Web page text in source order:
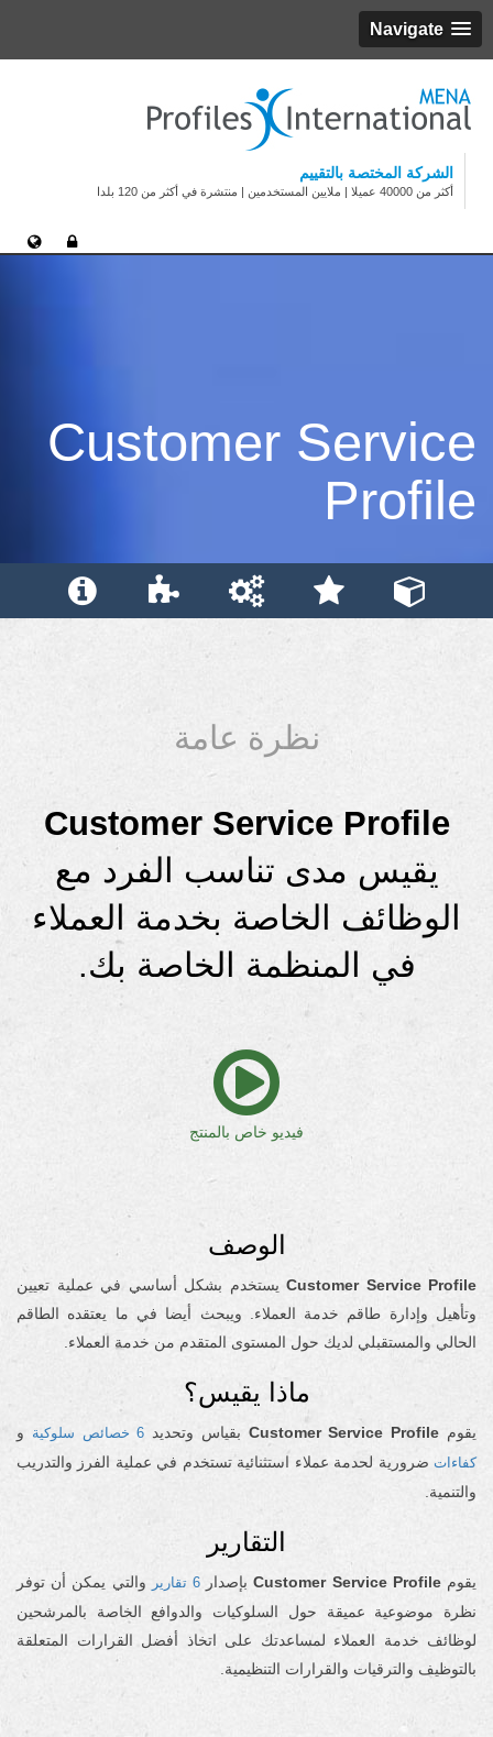
Navigate
الشركة المختصة بالتقييم
أكثر من 40000 عميلا | ملايين المستخدمين | منتشرة في أكثر من 120 بلدا
Customer Service
Profile
نظرة عامة
Customer Service Profile
يقيس مدى تناسب الفرد مع
الوظائف الخاصة بخدمة العملاء
في المنظمة الخاصة بك.
فيديو خاص بالمنتج
الوصف
Customer Service Profile يستخدم بشكل أساسي في عملية تعيين
وتأهيل وإدارة طاقم خدمة العملاء. ويبحث أيضا في ما يعتقده الطاقم
الحالي والمستقبلي لديك حول المستوى المتقدم من خدمة العملاء.
ماذا يقيس؟
يقوم Customer Service Profile بقياس وتحديد 6 خصائص سلوكية و
كفاءات ضرورية لحدمة عملاء استثنائية تستخدم في عملية الفرز والتدريب
والتنمية.
التقارير
يقومCustomer Service Profileبإصدار 6 تقارير
والتي يمكن أن توفر
نظرة موضوعية عميقة حول السلوكيات والدوافع الخاصة بالمرشحين
لوظائف خدمة العملاء لمساعدتك على اتخاذ أفضل القرارات المتعلقة
بالتوظيف والترقيات والقرارات التنظيمية.